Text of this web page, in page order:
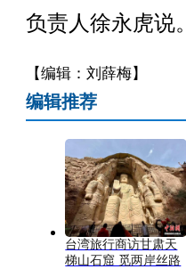
负责人徐永虎说
【编辑：刘薛梅】
编辑推荐
台湾旅行商访甘肃天
梯山石窟 觅两岸丝路